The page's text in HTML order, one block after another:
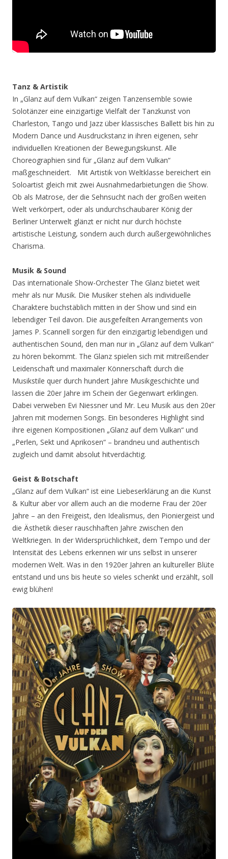
Tanz & Artistik
In „Glanz auf dem Vulkan“ zeigen Tanzensemble sowie
Solotänzer eine einzigartige Vielfalt der Tanzkunst von
Charleston, Tango und Jazz über klassisches Ballett bis hin zu
Modern Dance und Ausdruckstanz in ihren eigenen, sehr
individuellen Kreationen der Bewegungskunst. Alle
Choreographien sind für „Glanz auf dem Vulkan“
maßgeschneidert. Mit Artistik von Weltklasse bereichert ein
Soloartist gleich mit zwei Ausnahmedarbietungen die Show.
Ob als Matrose, der die Sehnsucht nach der großen weiten
Welt verkörpert, oder als undurchschaubarer König der
Berliner Unterwelt glänzt er nicht nur durch höchste
artistische Leistung, sondern auch durch außergewöhnliches
Charisma.
Musik & Sound
Das internationale Show-Orchester The Glanz bietet weit
mehr als nur Musik. Die Musiker stehen als individuelle
Charaktere buchstäblich mitten in der Show und sind ein
lebendiger Teil davon. Die ausgefeilten Arrangements von
James P. Scannell sorgen für den einzigartig lebendigen und
authentischen Sound, den man nur in „Glanz auf dem Vulkan“
zu hören bekommt. The Glanz spielen sich mit mitreißender
Leidenschaft und maximaler Könnerschaft durch die
Musikstile quer durch hundert Jahre Musikgeschichte und
lassen die 20er Jahre im Schein der Gegenwart erklingen.
Dabei verweben Evi Niessner und Mr. Leu Musik aus den 20er
Jahren mit modernen Songs. Ein besonderes Highlight sind
ihre eigenen Kompositionen „Glanz auf dem Vulkan“ und
„Perlen, Sekt und Aprikosen“ – brandneu und authentisch
zugleich und damit absolut hitverdächtig.
Geist & Botschaft
„Glanz auf dem Vulkan“ ist eine Liebeserklärung an die Kunst
& Kultur aber vor allem auch an die moderne Frau der 20er
Jahre – an den Freigeist, den Idealismus, den Pioniergeist und
die Ästhetik dieser rauschhaften Jahre zwischen den
Weltkriegen. In der Widersprüchlichkeit, dem Tempo und der
Intensität des Lebens erkennen wir uns selbst in unserer
modernen Welt. Was in den 1920er Jahren an kultureller Blüte
entstand und uns bis heute so vieles schenkt und erzählt, soll
ewig blühen!